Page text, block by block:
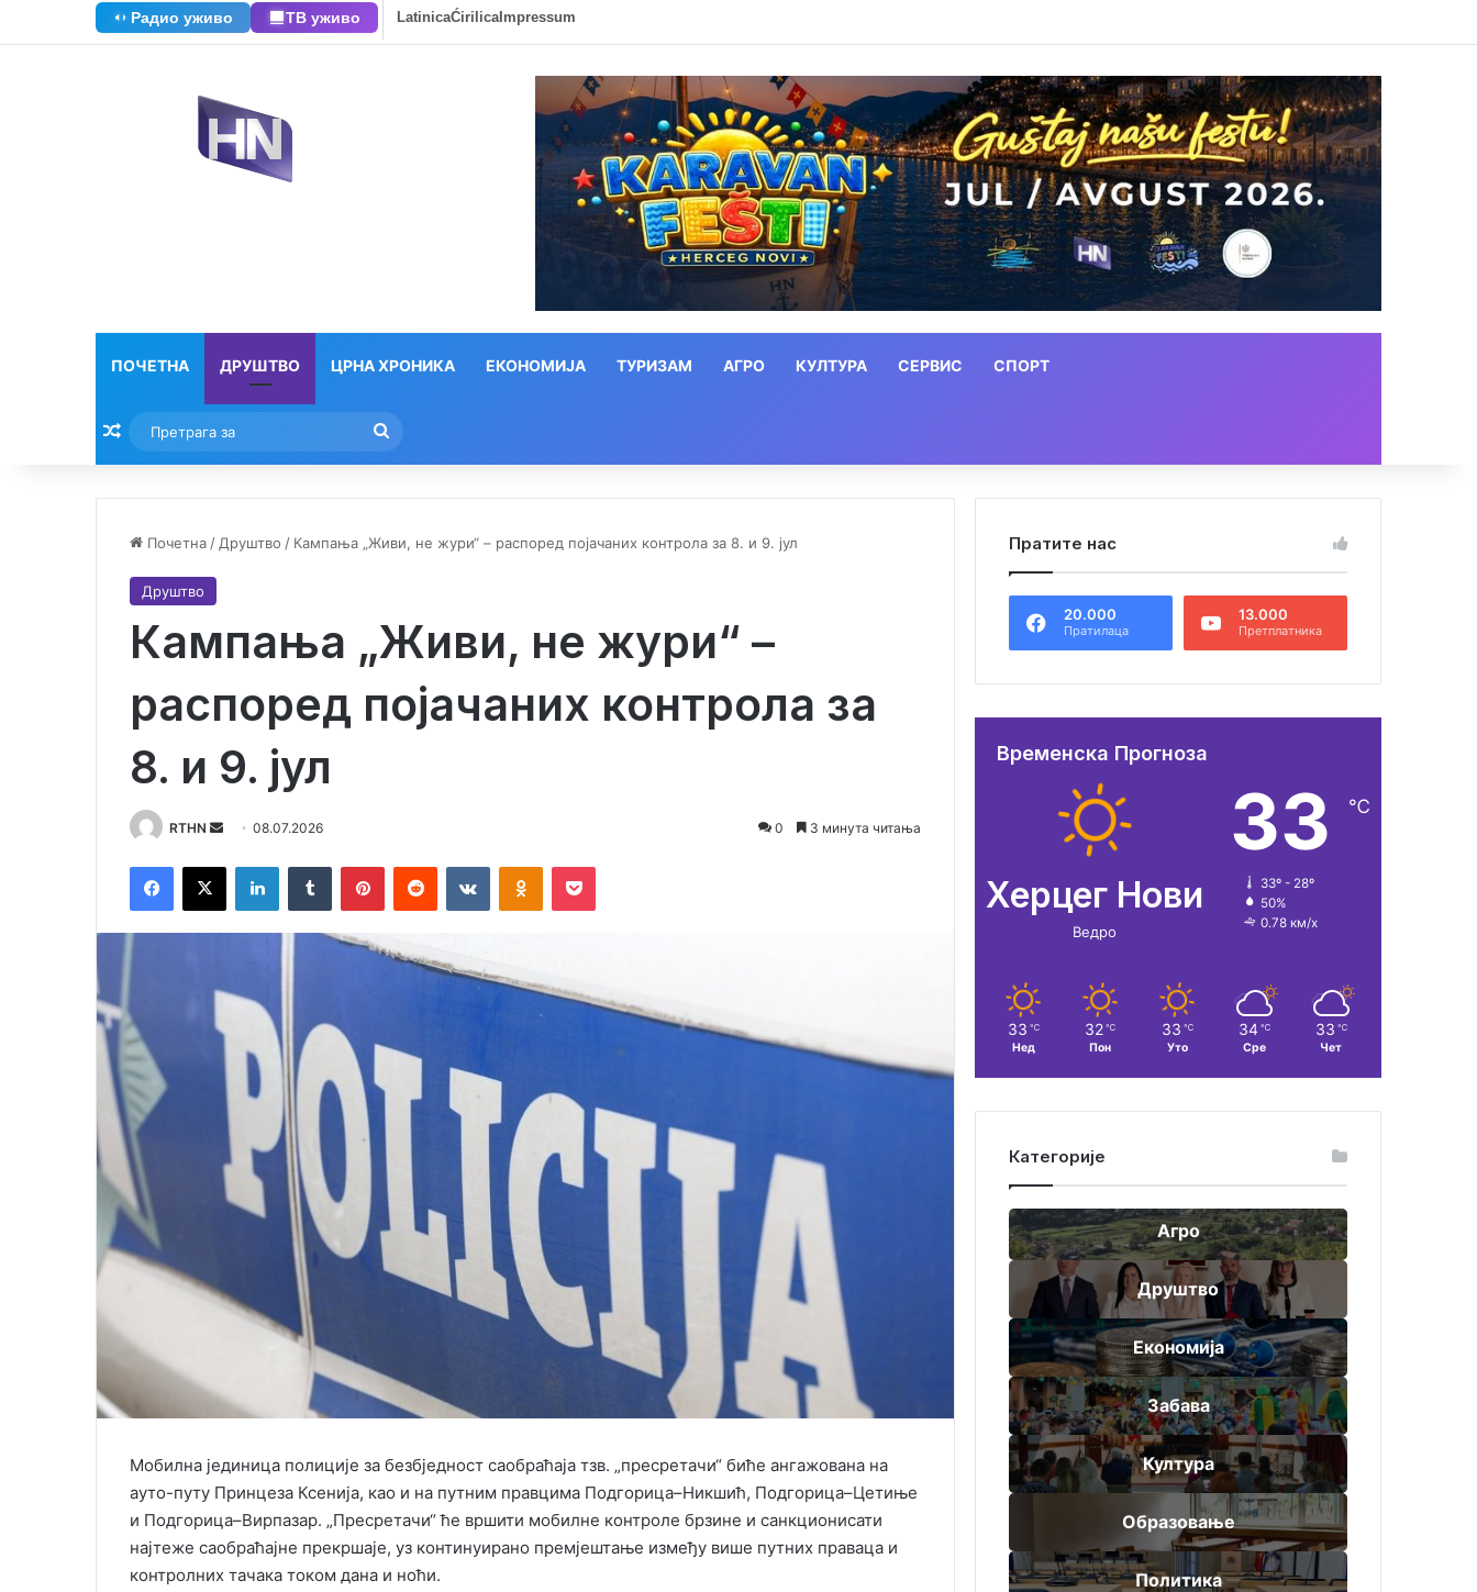
Радио уживо ТВ уживо LatinicaĆirilicaImpressum
ПОЧЕТНА ДРУШТВО ЦРНА ХРОНИКА ЕКОНОМИЈА ТУРИЗАМ АГРО КУЛТУРА СЕРВИС СПОРТ
Насумични текстови
за
Почетна / Друштво / Кампања „Живи, не жури“ – распоред појачаних контрола за 8. и 9. јул
Друштво
Кампања „Живи, не жури“ –
распоред појачаних контрола за
8. и 9. јул
RTHN
d
a
a
08.07.2026 0 3 минута читања
Мобилна јединица полиције за безбједност саобраћаја тзв. „пресретачи“ биће ангажована на
ауто-путу Принцеза Ксенија, као и на путним правцима Подгорица–Никшић, Подгорица–Цетиње
и Подгорица–Вирпазар. „Пресретачи“ ће вршити мобилне контроле брзине и санкционисати
најтеже саобраћајне прекршаје, уз континуирано премјештање између више путних праваца и
контролних тачака током дана и ноћи.
Пратите нас
20.000
Пратилаца
13.000
Претплатника
Временска Прогноза
Херцег Нови
Ведро
33 ℃
33º - 28º
50%
0.78 км/х
33 ℃
Нед
32 ℃
Пон
33 ℃
Уто
34 ℃
Сре
33 ℃
Чет
Категорије
Агро
Друштво
Економија
Забава
Култура
Образовање
Политика